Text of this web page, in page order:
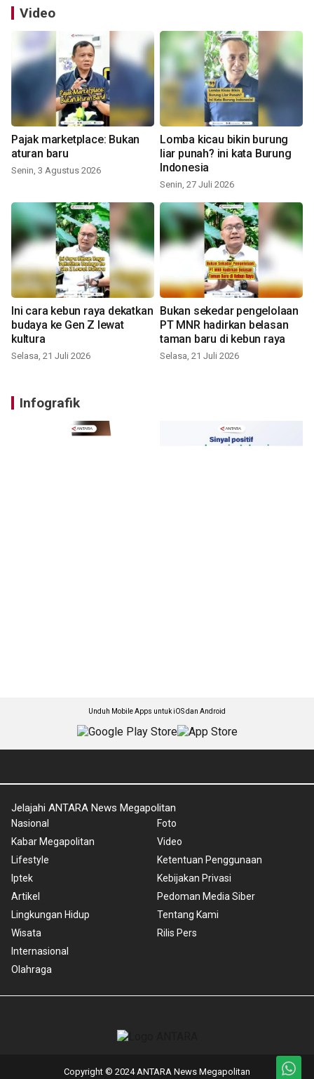
Video
Pajak marketplace: Bukan
aturan baru
Senin, 3 Agustus 2026
Lomba kicau bikin burung
liar punah? ini kata Burung
Indonesia
Senin, 27 Juli 2026
Ini cara kebun raya dekatkan
budaya ke Gen Z lewat
kultura
Selasa, 21 Juli 2026
Bukan sekedar pengelolaan
PT MNR hadirkan belasan
taman baru di kebun raya
Selasa, 21 Juli 2026
Infografik
Unduh Mobile Apps untuk iOS dan Android
Jelajahi ANTARA News Megapolitan
Nasional
Kabar Megapolitan
Lifestyle
Iptek
Artikel
Lingkungan Hidup
Wisata
Internasional
Olahraga
Foto
Video
Ketentuan Penggunaan
Kebijakan Privasi
Pedoman Media Siber
Tentang Kami
Rilis Pers
Copyright © 2024 ANTARA News Megapolitan